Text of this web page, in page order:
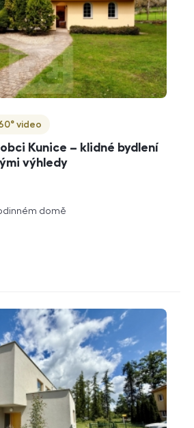
obci Kunice – klidné bydlení
výhledy
video
domě